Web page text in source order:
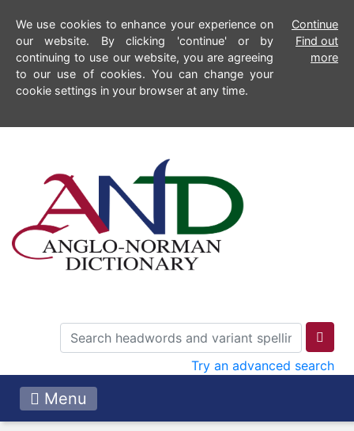
We use cookies to enhance your experience on
our website. By clicking 'continue' or by
continuing to use our website, you are agreeing
to our use of cookies. You can change your
cookie settings in your browser at any time.
Continue
Find out
more
Try an advanced search
Menu